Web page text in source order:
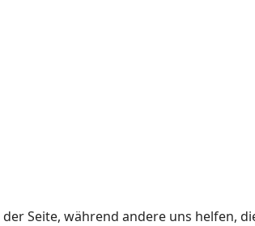
Seite, während andere uns helfen,